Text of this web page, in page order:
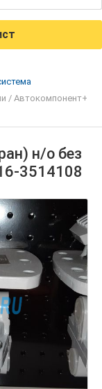
/ Автокомпонент+
н/о без
3514108